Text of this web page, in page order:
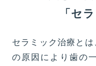
「セ
セラミック治療と
の原因により歯の